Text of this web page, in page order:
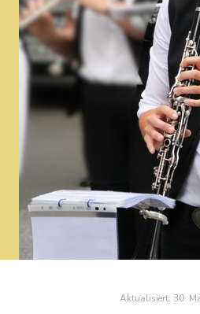
Aktualisiert: 30.